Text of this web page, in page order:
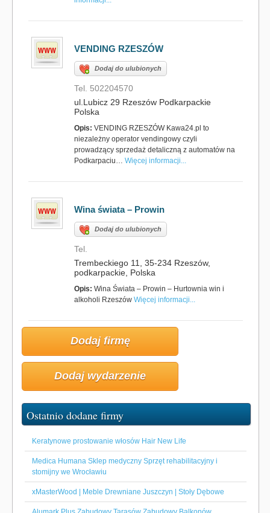
VENDING RZESZÓW
Dodaj do ulubionych
Tel. 502204570
ul.Lubicz 29 Rzeszów Podkarpackie
Polska
Opis: VENDING RZESZÓW Kawa24.pl to
niezależny operator vendingowy czyli
prowadzący sprzedaż detaliczną z automatów na
Podkarpaciu… Więcej informacji...
Wina świata – Prowin
Dodaj do ulubionych
Tel.
Trembeckiego 11, 35-234 Rzeszów,
podkarpackie, Polska
Opis: Wina Świata – Prowin – Hurtownia win i
alkoholi Rzeszów Więcej informacji...
Dodaj firmę
Dodaj wydarzenie
Ostatnio dodane firmy
Keratynowe prostowanie włosów Hair New Life
Medica Humana Sklep medyczny Sprzęt rehabilitacyjny i
stomijny we Wrocławiu
xMasterWood | Meble Drewniane Juszczyn | Stoły Dębowe